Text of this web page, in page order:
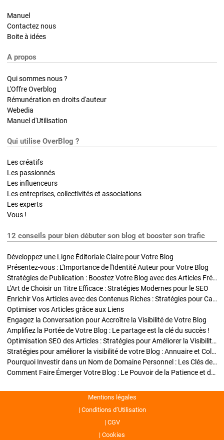
Manuel
Contactez nous
Boite à idées
A propos
Qui sommes nous ?
L'Offre Overblog
Rémunération en droits d'auteur
Webedia
Manuel d'Utilisation
Qui utilise OverBlog ?
Les créatifs
Les passionnés
Les influenceurs
Les entreprises, collectivités et associations
Les experts
Vous !
12 conseils pour bien débuter son blog et booster son trafic
Développez une Ligne Éditoriale Claire pour Votre Blog
Présentez-vous : L'Importance de l'Identité Auteur pour Votre Blog
Stratégies de Publication : Boostez Votre Blog avec des Articles Fréquents et Exclusifs
L'Art de Choisir un Titre Efficace : Stratégies Modernes pour le SEO
Enrichir Vos Articles avec des Contenus Riches : Stratégies pour Captiver et Optimiser
Optimiser vos Articles grâce aux Liens
Engagez la Conversation pour Accroître la Visibilité de Votre Blog
Amplifiez la Portée de Votre Blog : Le partage est la clé du succès !
Optimisation SEO des Articles : Stratégies pour Améliorer la Visibilité de Votre Blog
Stratégies pour améliorer la visibilité de votre Blog : Annuaire et Collaborations
Pourquoi Investir dans un Nom de Domaine Personnel : Les Clés de la Réussite de Votre Blog
Comment Faire Émerger Votre Blog : Le Pouvoir de la Patience et de la Persévérance
Mentions légales
Conditions d’Utilisation
CGV
Cookies